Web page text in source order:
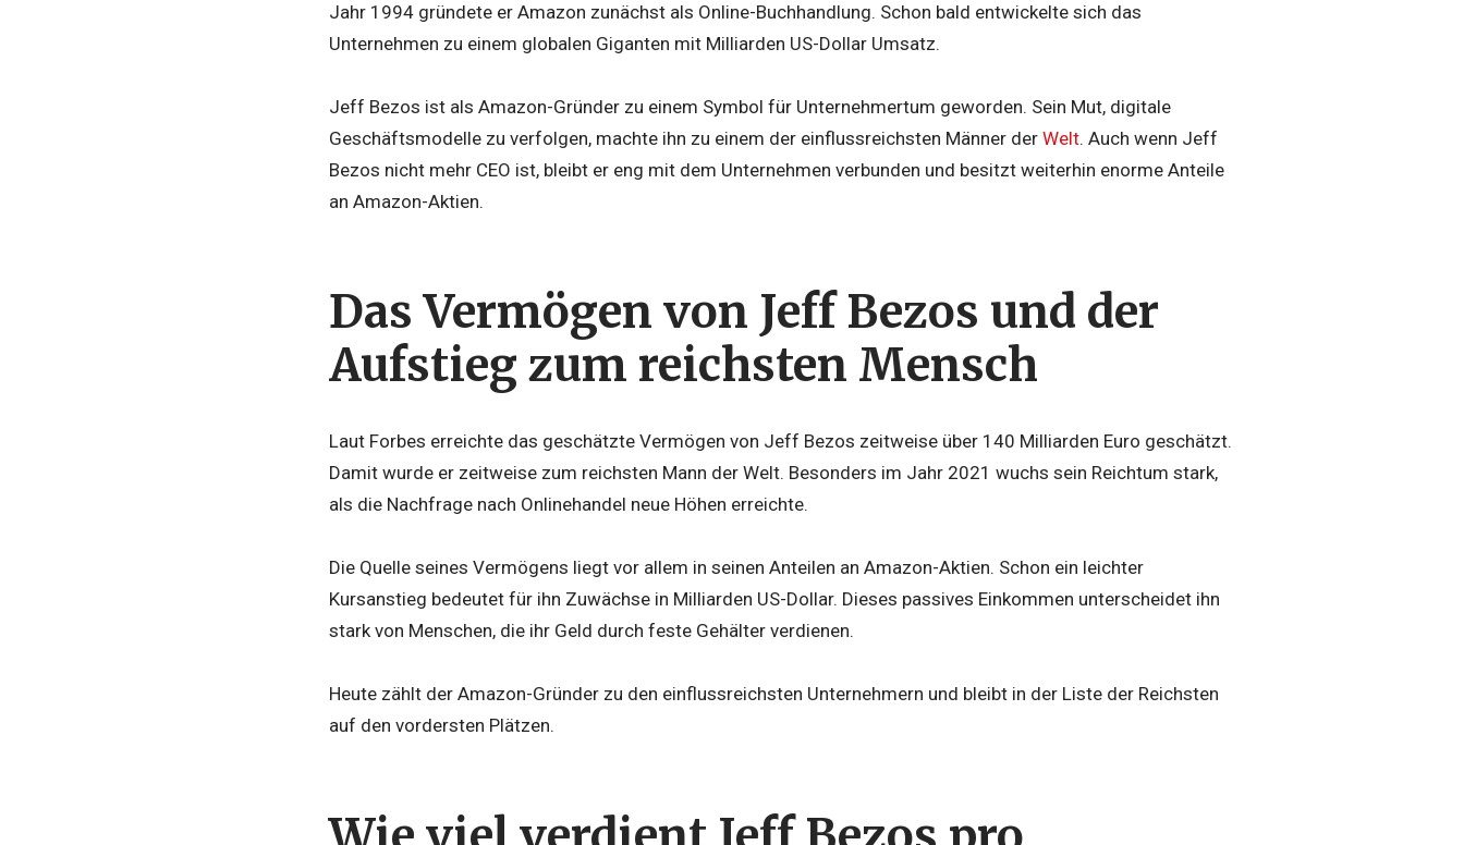
Jahr 1994 gründete er Amazon zunächst als Online-Buchhandlung. Schon bald entwickelte sich das
Unternehmen zu einem globalen Giganten mit Milliarden US-Dollar Umsatz.
Jeff Bezos ist als Amazon-Gründer zu einem Symbol für Unternehmertum geworden. Sein Mut, digitale
Geschäftsmodelle zu verfolgen, machte ihn zu einem der einflussreichsten Männer der Welt. Auch wenn Jeff
Bezos nicht mehr CEO ist, bleibt er eng mit dem Unternehmen verbunden und besitzt weiterhin enorme Anteile
an Amazon-Aktien.
Das Vermögen von Jeff Bezos und der
Aufstieg zum reichsten Mensch
Laut Forbes erreichte das geschätzte Vermögen von Jeff Bezos zeitweise über 140 Milliarden Euro geschätzt.
Damit wurde er zeitweise zum reichsten Mann der Welt. Besonders im Jahr 2021 wuchs sein Reichtum stark,
als die Nachfrage nach Onlinehandel neue Höhen erreichte.
Die Quelle seines Vermögens liegt vor allem in seinen Anteilen an Amazon-Aktien. Schon ein leichter
Kursanstieg bedeutet für ihn Zuwächse in Milliarden US-Dollar. Dieses passives Einkommen unterscheidet ihn
stark von Menschen, die ihr Geld durch feste Gehälter verdienen.
Heute zählt der Amazon-Gründer zu den einflussreichsten Unternehmern und bleibt in der Liste der Reichsten
auf den vordersten Plätzen.